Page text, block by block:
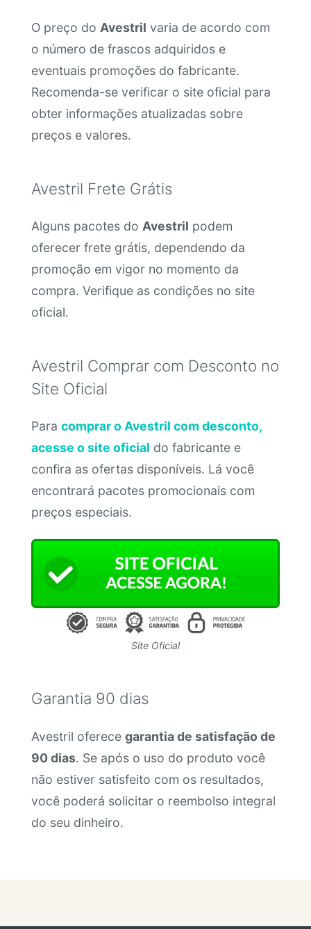
O preço do Avestril varia de acordo com
o número de frascos adquiridos e
eventuais promoções do fabricante.
Recomenda-se verificar o site oficial para
obter informações atualizadas sobre
preços e valores.
Avestril Frete Grátis
Alguns pacotes do Avestril podem
oferecer frete grátis, dependendo da
promoção em vigor no momento da
compra. Verifique as condições no site
oficial.
Avestril Comprar com Desconto no
Site Oficial
Para comprar o Avestril com desconto,
acesse o site oficial do fabricante e
confira as ofertas disponíveis. Lá você
encontrará pacotes promocionais com
preços especiais.
Site Oficial
Garantia 90 dias
Avestril oferece garantia de satisfação de
90 dias. Se após o uso do produto você
não estiver satisfeito com os resultados,
você poderá solicitar o reembolso integral
do seu dinheiro.